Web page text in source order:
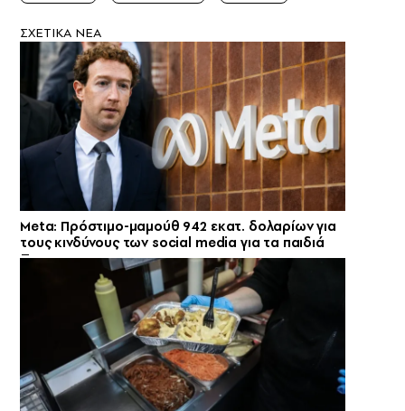
ΣXETIKA NEA
Meta: Πρόστιμο-μαμούθ 942 εκατ. δολαρίων για
τους κινδύνους των social media για τα παιδιά